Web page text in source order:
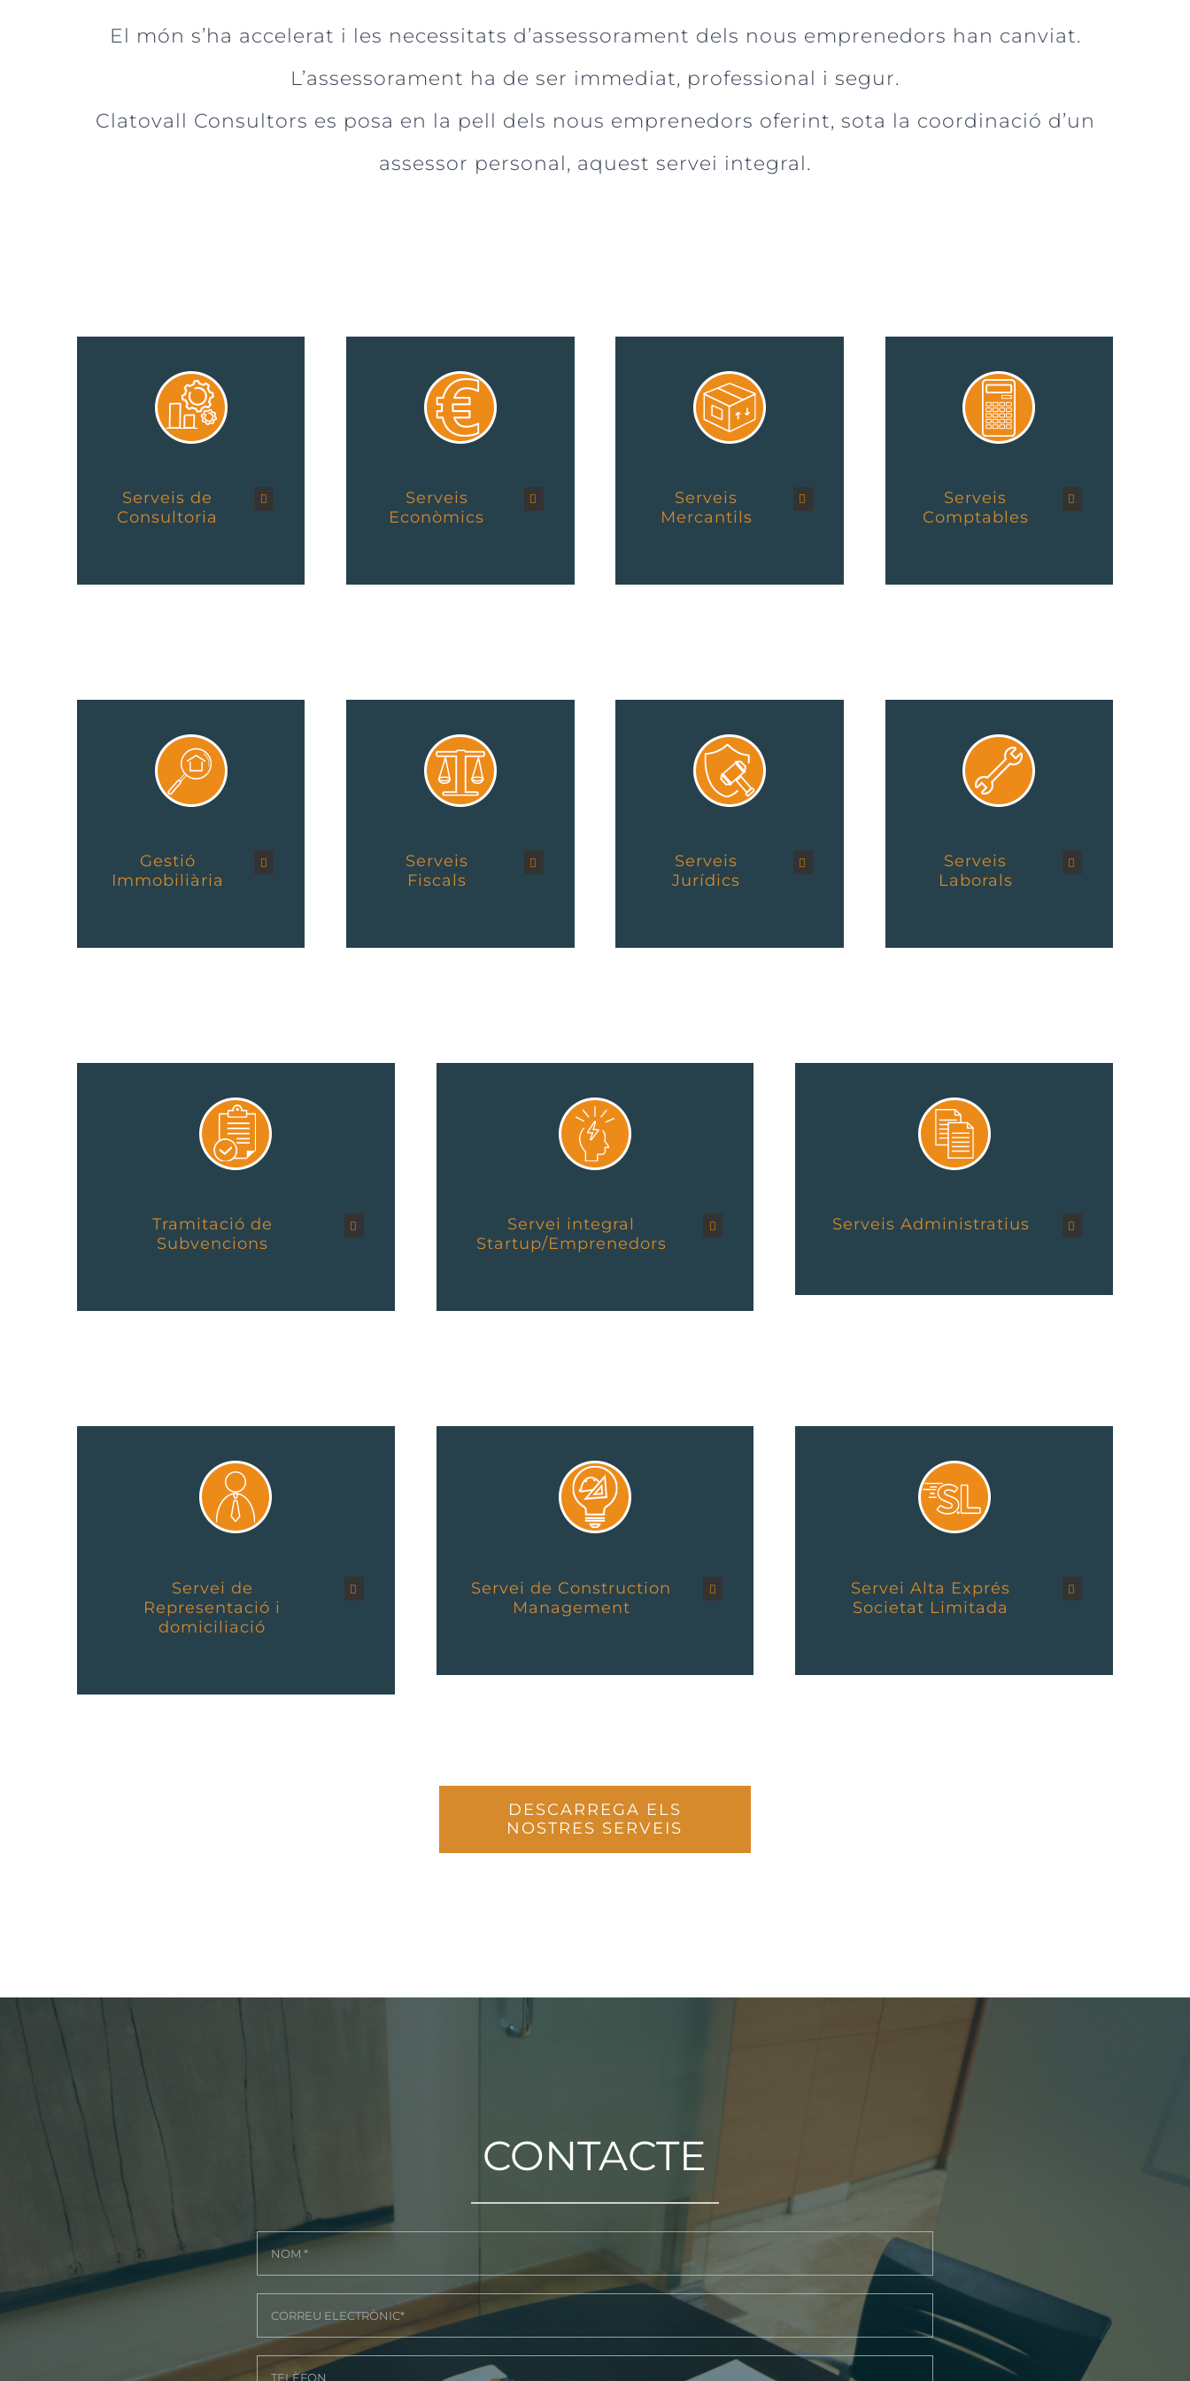
El món s’ha accelerat i les necessitats d’assessorament dels nous emprenedors han canviat.
L’assessorament ha de ser immediat, professional i segur.
Clatovall Consultors es posa en la pell dels nous emprenedors oferint, sota la coordinació d’un
assessor personal, aquest servei integral.
Serveis de
Consultoria
Serveis
Econòmics
Serveis
Mercantils
Serveis
Comptables
Gestió
Immobiliària
Serveis
Fiscals
Serveis
Jurídics
Serveis
Laborals
Tramitació de
Subvencions
Servei integral
Startup/Emprenedors
Serveis Administratius
Servei de
Representació i
domiciliació
Servei de Construction
Management
Servei Alta Exprés
Societat Limitada
DESCARREGA ELS
NOSTRES SERVEIS
CONTACTE